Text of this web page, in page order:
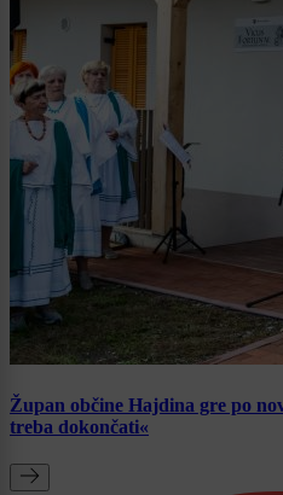
Župan občine Hajdina gre po
treba dokončati«